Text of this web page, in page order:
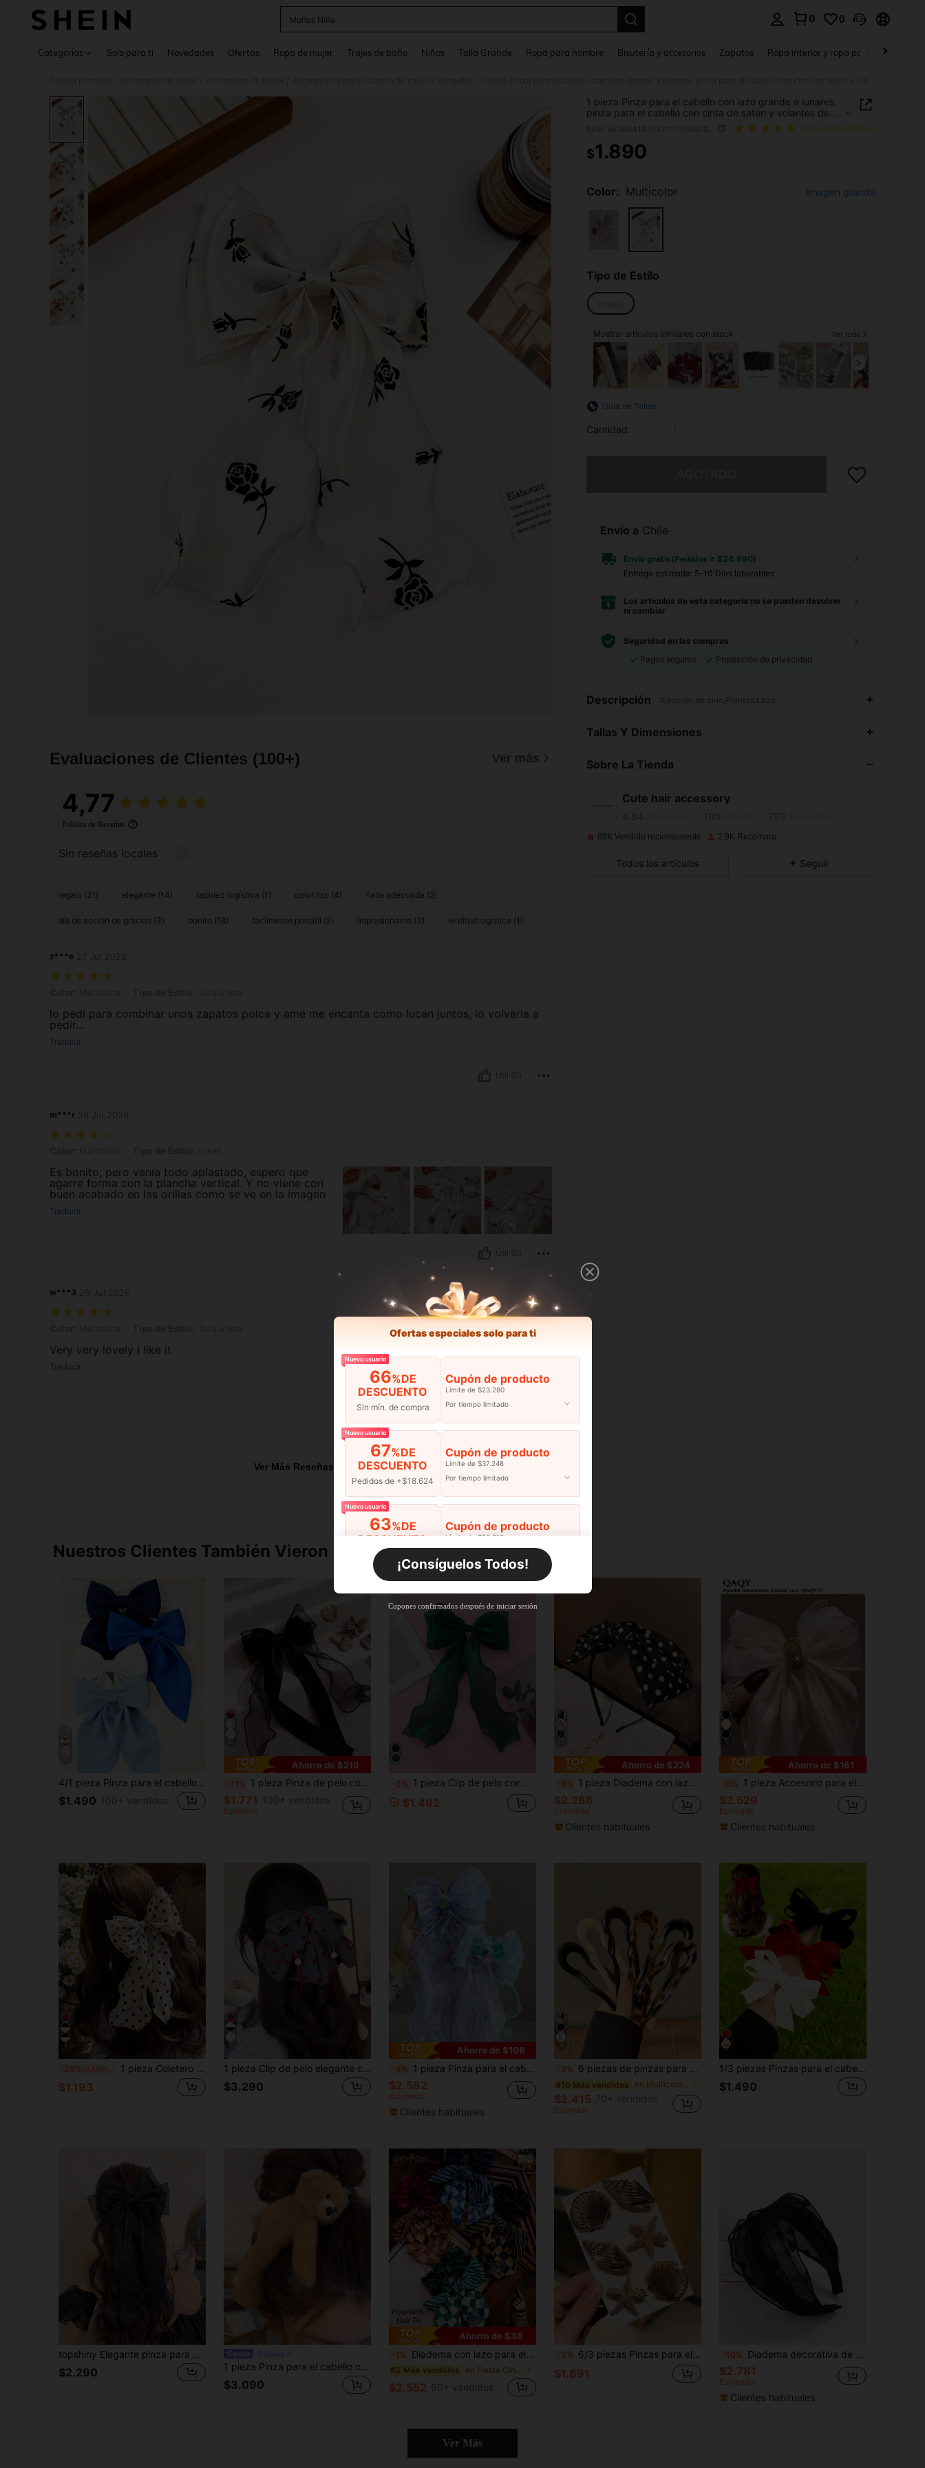
Moños Niña
0 0
Categorías Solo para ti Novedades Ofertas Ropa de mujer Trajes de baño Niños Talla Grande Ropa para hombre Bisutería y accesorios Zapatos Ropa interior y ropa para dormir
Evaluaciones de Clientes (100+) Ver más
4,77
Política de Reseñas
Sin reseñas locales
regalo (21) elegante (14) rapidez logística (1) color liso (4) Talla adecuada (2)
día de acción de gracias (3) bonito (18) fácilmente portátil (2) impresionante (3) lentitud logística (1)
z***e
lo pedi para combinar unos zapatos polca y ame me encanta como lucen juntos, lo volveria a
pedir...
Traducir
m***r
Es bonito, pero venía todo aplastado, espero que
agarre forma con la plancha vertical. Y no viene con
buen acabado en las orillas como se ve en la imagen
Traducir
w***3
Very very lovely I like it
Traducir
Útil (0)
Ver Más Reseñas
1 pieza Pinza para el cabello con lazo grande a lunares,
pinza para el cabello con cinta de satén y volantes de
tul, accesorio para el cabello estilo chica francesa,
adecuado para vacaciones en la playa y uso diario
(100+ Comentarios)
PRICE AND AVAILABILITY
$1.890
Color: Multicolor Imagen grande
Tipo de Estilo
Mostrar artículos similares con stock Ver todo
Guía de Tallas
Cantidad:
Envío a Chile
Envío gratis(Pedidos ≥ $24.990)
Entrega estimada: 5-10 Días laborables
Los artículos de esta categoría no se pueden devolver
ni cambiar
Seguridad en las compras
Pagos seguros
Protección de privacidad
Descripción Aleación de zinc,Plantas,Lazo
Tallas Y Dimensiones
Sobre La Tienda
Cute hair accessory
4,84
89K Vendido recientemente 2.9K Recompra
Todos los artículos Seguir
Nuestros Clientes También Vieron
4/1 pieza Pinza para el cabello con lazo grande azul, Pinza para el cabello con lazo de cola larga suave, Pinza para el cabello de seda y metal vintage, Accesorio para el cabello elegante, Regalo perfecto para niñas, Pinza para el cabello, Clip para el cabello, Pasador para el cabello, Adecuado para la temporada de regreso a la escuela, Temporada de apertura escolar, Accesorio para el cabello de niñas
$1.490 100+ vendidos
Ahorro de $219
-11% 1 pieza Pinza de pelo con lazo negro sobredimensionado, accesorio de pelo con cinta de satén y tul en capas, estilo francés vintage, decoración de pelo linda adecuada para fiesta de verano, boda, uso diario
$1.771 100+ vendidos
Estimado
-2% 1 pieza Clip de pelo con gran lazo de cinta ondulada de malla verde oscuro, accesorio de pelo elegante y suave para el Día de San Valentín, adecuado para mujeres, estudiantes, universitarias, Navidad y otras ocasiones, verano, vacaciones, viajes, accesorios para la cabeza
$1.462
Ahorro de $224
-9% 1 pieza Diadema con lazo grande de lunares negros para mujer, belleza, hogar, accesorios para el cabello
$2.266
Estimado
Clientes habituales
5
Ahorro de $161
-6% 1 pieza Accesorio para el cabello de mujer con lazo color albaricoque, clip de pelo de primavera, accesorio de satén, adecuado para fiestas diarias, citas, decoración de cabello para chicas
$2.529
Estimado
Clientes habituales
4
-25% ¡Últimos 3 días 1 pieza Coletero con lazo de satén sedoso con estampado de lunares blanco y negro extra grande de 25cm/9.84in para mujer, accesorio para el cabello de estilo elegante minimalista versátil y de moda, unicolor, adecuado para uso diario, casual, fiesta, ir al trabajo, vacaciones, lavarse la cara, maquillaje, combinar con el atuendo, pinzas para el cabello, clips para el cabello
$1.193
1 pieza Clip de pelo elegante con lazo de lunares en forma de corazón, decorado con perlas falsas y borlas, accesorio de moda multicapa adecuado para diario, casual, fiesta, trabajo y vacaciones, pinza de pelo con lazo para mujeres, accesorios de verano para la playa
$3.290
Ahorro de $108
-4% 1 pieza Pinza para el cabello con cinta de sirena, accesorio para el cabello con lazo de niña sirena, accesorio para el cabello de princesa, accesorio para el cabello de sirena, pinza para el cabello de súper hada, accesorio para el cabello de niña linda
$2.582
Estimado
Clientes habituales
4
-3% 6 piezas de pinzas para el cabello en forma de U con estampado de leopardo ámbar para mujer, accesorios para moño y peinado recogido de estilo minimalista vintage elegante de alta gama, pasadores decorativos de diseño de moda de nicho ligero y lujoso, adecuados para uso diario, reuniones, citas, Hanfu y Cheongsam
#10 Más vendidos en Multicolor Moño y horquilla
$2.415 70+ vendidos
Estimado
1/3 piezas Pinzas para el cabello con lazo de cola larga y suave, pinzas para el cabello con lazo de metal y seda vintage, adecuadas para volver a la escuela, accesorios para el cabello con lazo negro/burdeos/blanco, decoración elegante para el cabello diario, gran regalo para niñas, pinzas para el cabello, accesorios para la cabeza, pasador
$1.490
topshiny Elegante pinza para el cabello con lazo largo y grande de gasa, pasador de lazo romántico estilo francés, accesorio para coleta para mujeres y niñas
$2.290 1 pieza Pinza para el cabello con oso durmiente lindo, pinza BB de peluche 3D de alta gama para mujer, pinza lateral para flequillo, accesorio para la parte superior del cabello, adecuado para uso diario y atuendos de fiesta
$3.090
Ahorro de $38
-1% Diadema con lazo para el cabello de niña Harry Potter – Estilo clásico vintage, accesorio para fiesta, Navidad, Halloween, regalo de cumpleaños para mujeres
#2 Más vendidos
$2.552 90+ vendidos
-5% 6/3 piezas Pinzas para el cabello con forma de estrella de mar, concha y caracol dorados, estilo bohemio, accesorios para el cabello de mujer, adecuados para uso casual, Hawái, vacaciones en la playa, accesorios de verano, viajes, cumpleaños, pinzas de garra
$1.891
-10% Diadema decorativa de malla elegante para el Día de San Valentín, diadema, aro para el cabello, accesorios para el cabello negros, accesorios para la cabeza
$2.781
Estimado
Clientes habituales
Ver Más
Ofertas especiales solo para ti
Nuevo usuario
66%DE
DESCUENTO
Sin mín. de compra
Cupón de producto
Límite de $23.280
Por tiempo limitado
Nuevo usuario
67%DE
DESCUENTO
Pedidos de +$18.624
Cupón de producto
Límite de $37.248
Por tiempo limitado
Nuevo usuario
63%DE
DESCUENTO
Pedidos de +$27.936
Cupón de producto
Límite de $36.316
Nuevo usuario
63
DESCUENTO
Pedidos de +$37.248
Cupón de producto
Límite de $36.316
Por tiempo limitado
Nuevo usuario
50
DESCUENTO
Pedidos de +$55.871
Cupón de producto
Por tiempo limitado
¡Consíguelos Todos!
Cupones confirmados después de iniciar sesión